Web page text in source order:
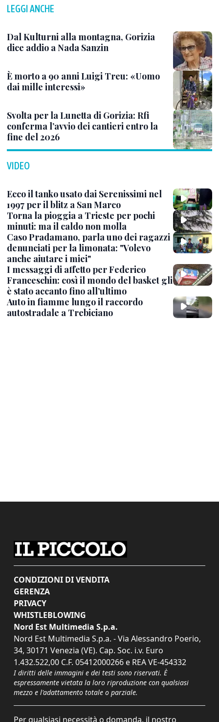
LEGGI ANCHE
Dal Kulturni alla montagna, Gorizia
dice addio a Nada Sanzin
È morto a 90 anni Luigi Treu: «Uomo
dai mille interessi»
Svolta per la Lunetta di Gorizia: Rfi
conferma l’avvio dei cantieri entro la
fine del 2026
VIDEO
Ecco il tanko usato dai Serenissimi nel
1997 per il blitz a San Marco
Torna la pioggia a Trieste per pochi
minuti: ma il caldo non molla
Caso Pradamano, parla uno dei ragazzi
denunciati per la limonata: "Volevo
anche aiutare i miei"
I messaggi di affetto per Federico
Franceschin: così il mondo del basket gli
è stato accanto fino all’ultimo
Auto in fiamme lungo il raccordo
autostradale a Trebiciano
CONDIZIONI DI VENDITA
GERENZA
PRIVACY
WHISTLEBLOWING
Nord Est Multimedia S.p.a.
Nord Est Multimedia S.p.a. - Via Alessandro Poerio,
34, 30171 Venezia (VE). Cap. Soc. i.v. Euro
1.432.522,00 C.F. 05412000266 e REA VE-454332
I diritti delle immagini e dei testi sono riservati. È
espressamente vietata la loro riproduzione con qualsiasi
mezzo e l'adattamento totale o parziale.
Per qualsiasi necessità o domanda, il nostro